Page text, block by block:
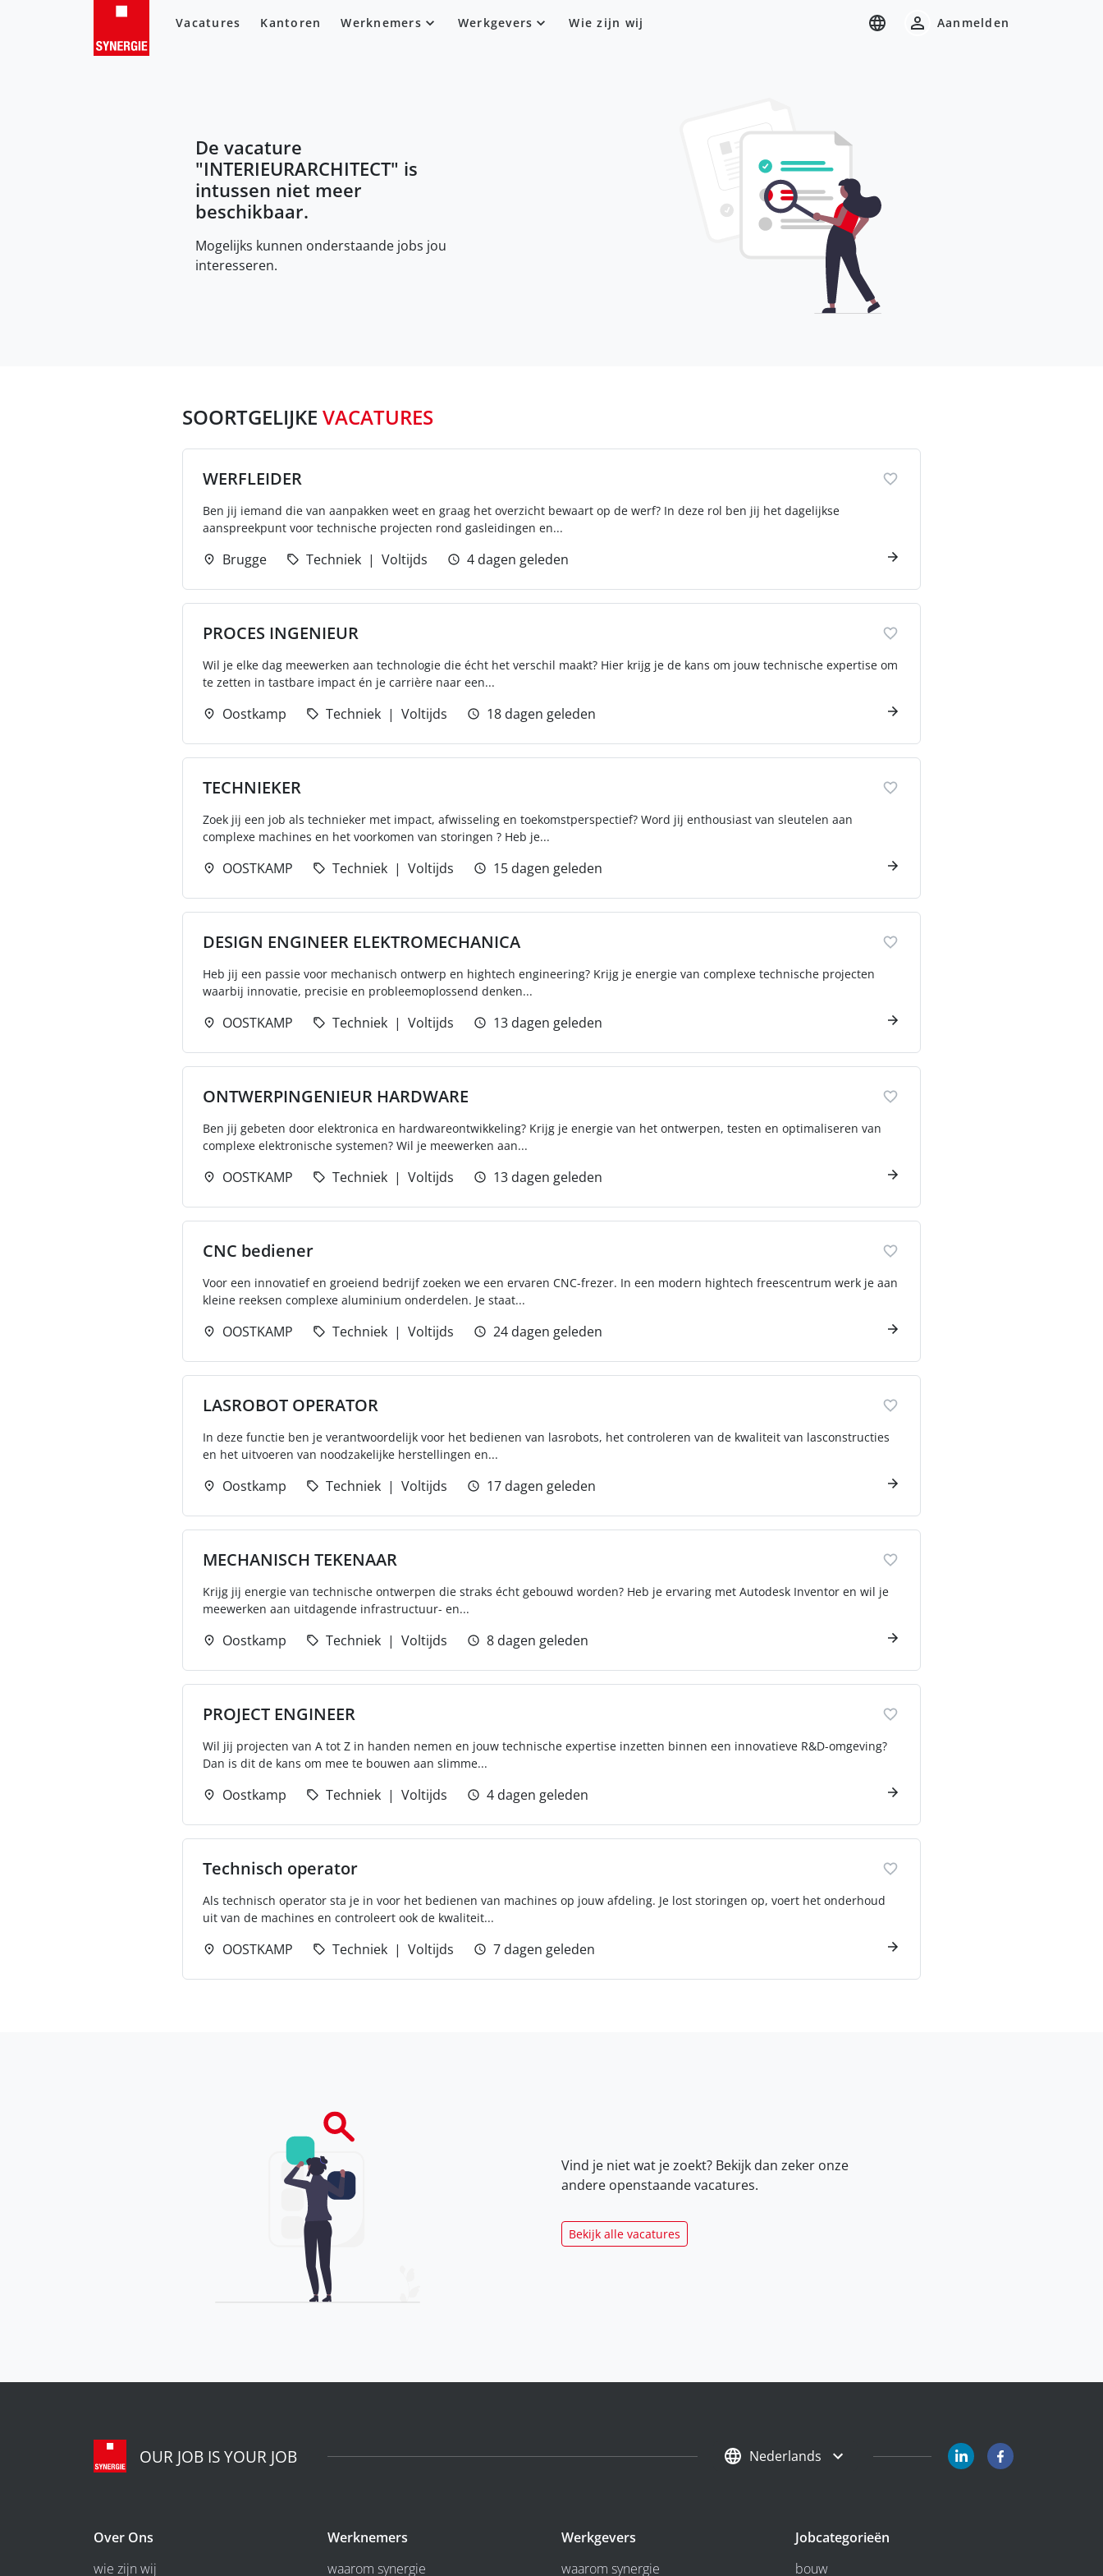
Vacatures Kantoren Werknemers Werkgevers Wie zijn wij Aanmelden
De vacature
"INTERIEURARCHITECT" is
intussen niet meer
beschikbaar.
Mogelijks kunnen onderstaande jobs jou
interesseren.
SOORTGELIJKE VACATURES
WERFLEIDER
Ben jij iemand die van aanpakken weet en graag het overzicht bewaart op de werf? In deze rol ben jij het dagelijkse
aanspreekpunt voor technische projecten rond gasleidingen en...
Brugge Techniek Voltijds 4 dagen geleden
PROCES INGENIEUR
Wil je elke dag meewerken aan technologie die écht het verschil maakt? Hier krijg je de kans om jouw technische expertise om
te zetten in tastbare impact én je carrière naar een...
Oostkamp Techniek Voltijds 18 dagen geleden
TECHNIEKER
Zoek jij een job als technieker met impact, afwisseling en toekomstperspectief? Word jij enthousiast van sleutelen aan
complexe machines en het voorkomen van storingen ? Heb je...
OOSTKAMP Techniek Voltijds 15 dagen geleden
DESIGN ENGINEER ELEKTROMECHANICA
Heb jij een passie voor mechanisch ontwerp en hightech engineering? Krijg je energie van complexe technische projecten
waarbij innovatie, precisie en probleemoplossend denken...
OOSTKAMP Techniek Voltijds 13 dagen geleden
ONTWERPINGENIEUR HARDWARE
Ben jij gebeten door elektronica en hardwareontwikkeling? Krijg je energie van het ontwerpen, testen en optimaliseren van
complexe elektronische systemen? Wil je meewerken aan...
OOSTKAMP Techniek Voltijds 13 dagen geleden
CNC bediener
Voor een innovatief en groeiend bedrijf zoeken we een ervaren CNC-frezer. In een modern hightech freescentrum werk je aan
kleine reeksen complexe aluminium onderdelen. Je staat...
OOSTKAMP Techniek Voltijds 24 dagen geleden
LASROBOT OPERATOR
In deze functie ben je verantwoordelijk voor het bedienen van lasrobots, het controleren van de kwaliteit van lasconstructies
en het uitvoeren van noodzakelijke herstellingen en...
Oostkamp Techniek Voltijds 17 dagen geleden
MECHANISCH TEKENAAR
Krijg jij energie van technische ontwerpen die straks écht gebouwd worden? Heb je ervaring met Autodesk Inventor en wil je
meewerken aan uitdagende infrastructuur- en...
Oostkamp Techniek Voltijds 8 dagen geleden
PROJECT ENGINEER
Wil jij projecten van A tot Z in handen nemen en jouw technische expertise inzetten binnen een innovatieve R&D-omgeving?
Dan is dit de kans om mee te bouwen aan slimme...
Oostkamp Techniek Voltijds 4 dagen geleden
Technisch operator
Als technisch operator sta je in voor het bedienen van machines op jouw afdeling. Je lost storingen op, voert het onderhoud
uit van de machines en controleert ook de kwaliteit...
OOSTKAMP Techniek Voltijds 7 dagen geleden
Vind je niet wat je zoekt? Bekijk dan zeker onze
andere openstaande vacatures.
Bekijk alle vacatures
OUR JOB IS YOUR JOB Nederlands
Over Ons
wie zijn wij
Werknemers
waarom synergie
Werkgevers
waarom synergie
Jobcategorieën
bouw